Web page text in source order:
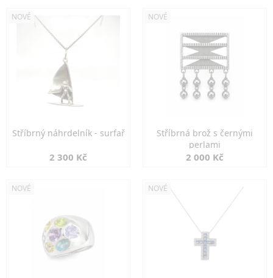
NOVÉ
Stříbrný náhrdelník - surfař
2 300 Kč
NOVÉ
Stříbrná brož s černými
perlami
2 000 Kč
NOVÉ NOVÉ